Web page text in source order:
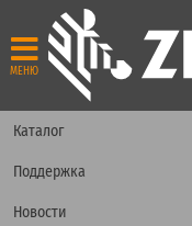
МЕНЮ
Каталог
Поддержка
Новости